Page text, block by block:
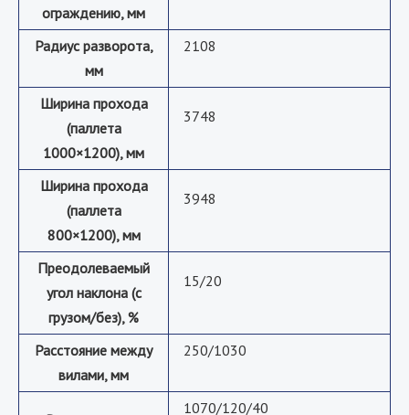
ограждению, мм
Радиус разворота,
мм
2108
Ширина прохода
(паллета
1000×1200), мм
3748
Ширина прохода
(паллета
800×1200), мм
3948
Преодолеваемый
угол наклона (с
грузом/без), %
15/20
Расстояние между
вилами, мм
250/1030
1070/120/40